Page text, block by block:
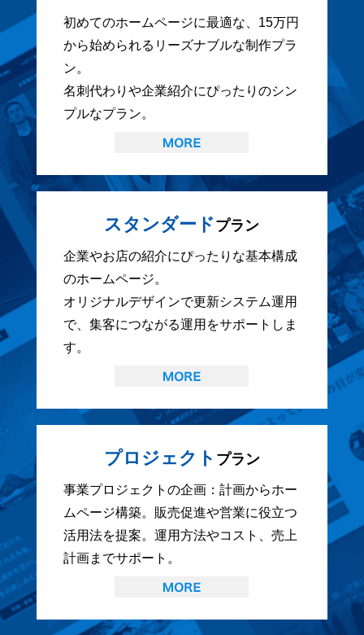
初めてのホームページに最適な、15万円
から始められるリーズナブルな制作プラ
ン。
名刺代わりや企業紹介にぴったりのシン
プルなプラン。
スタンダードプラン
企業やお店の紹介にぴったりな基本構成
のホームページ。
オリジナルデザインで更新システム運用
で、集客につながる運用をサポートしま
す。
プロジェクト プラン
事業プロジェクトの企画：計画からホー
ムページ構築。販売促進や営業に役立つ
活用法を提案。運用方法やコスト、売上
計画までサポート。